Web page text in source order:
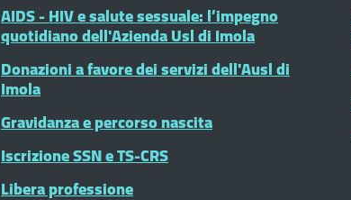
AIDS - HIV e salute sessuale: l’impegno
quotidiano dell'Azienda Usl di Imola
Donazioni a favore dei servizi dell'Ausl di
Imola
Gravidanza e percorso nascita
Iscrizione SSN e TS-CRS
Libera professione